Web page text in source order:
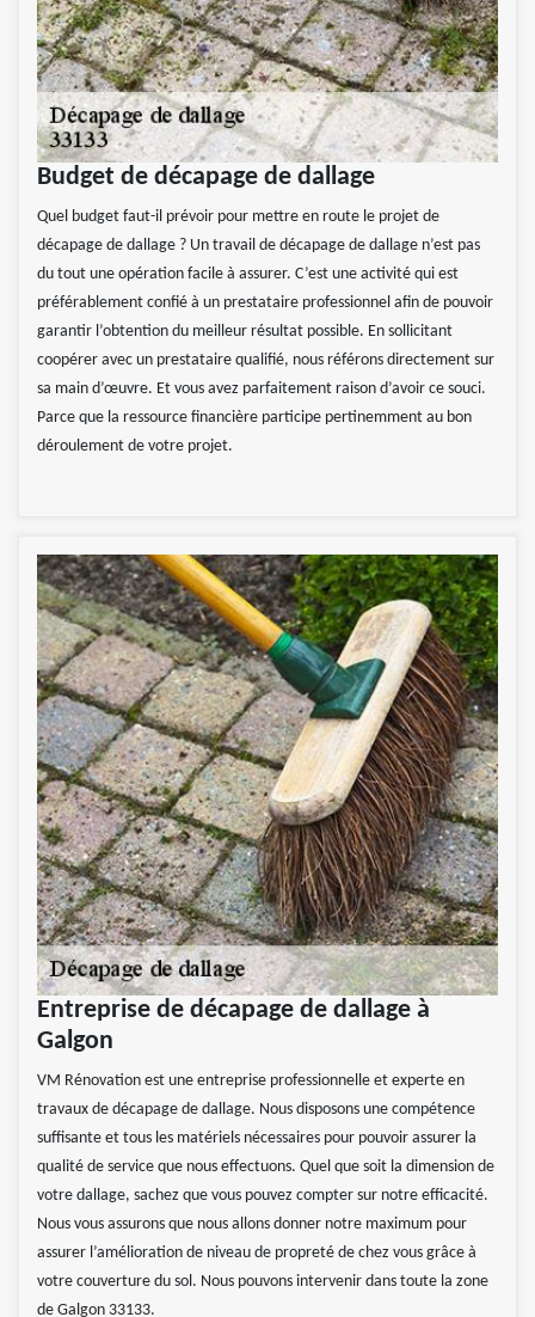
Budget de décapage de dallage
Quel budget faut-il prévoir pour mettre en route le projet de
décapage de dallage ? Un travail de décapage de dallage n’est pas
du tout une opération facile à assurer. C’est une activité qui est
préférablement confié à un prestataire professionnel afin de pouvoir
garantir l’obtention du meilleur résultat possible. En sollicitant
coopérer avec un prestataire qualifié, nous référons directement sur
sa main d’œuvre. Et vous avez parfaitement raison d’avoir ce souci.
Parce que la ressource financière participe pertinemment au bon
déroulement de votre projet.
Entreprise de décapage de dallage à
Galgon
VM Rénovation est une entreprise professionnelle et experte en
travaux de décapage de dallage. Nous disposons une compétence
suffisante et tous les matériels nécessaires pour pouvoir assurer la
qualité de service que nous effectuons. Quel que soit la dimension de
votre dallage, sachez que vous pouvez compter sur notre efficacité.
Nous vous assurons que nous allons donner notre maximum pour
assurer l’amélioration de niveau de propreté de chez vous grâce à
votre couverture du sol. Nous pouvons intervenir dans toute la zone
de Galgon 33133.